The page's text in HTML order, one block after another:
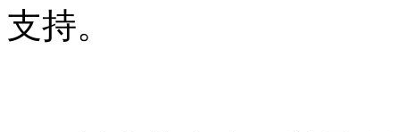
支持。